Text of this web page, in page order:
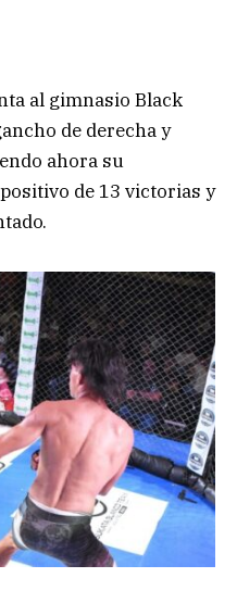
al gimnasio Black
de derecha y
ahora su
de 13 victorias y